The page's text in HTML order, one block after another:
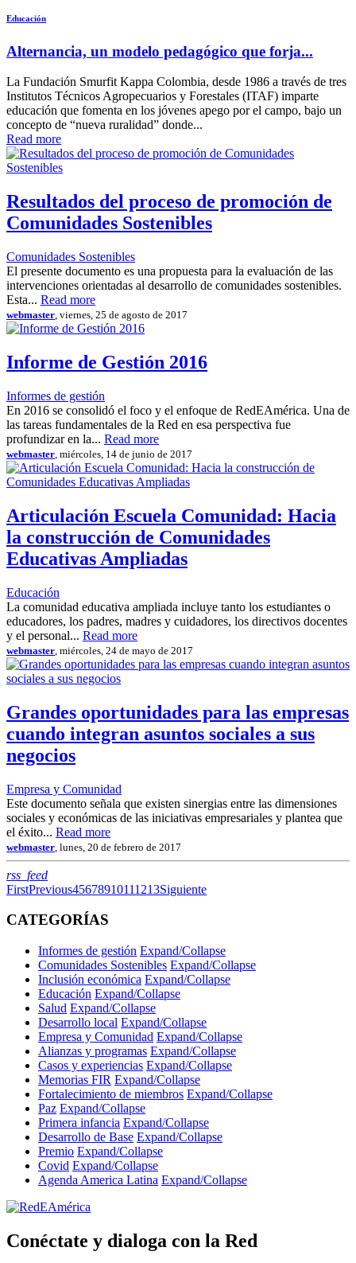
Educación
Alternancia, un modelo pedagógico que forja...
La Fundación Smurfit Kappa Colombia, desde 1986 a través de tres
Institutos Técnicos Agropecuarios y Forestales (ITAF) imparte
educación que fomenta en los jóvenes apego por el campo, bajo un
concepto de “nueva ruralidad” donde...
Read more
Resultados del proceso de promoción de
Comunidades Sostenibles
Comunidades Sostenibles
El presente documento es una propuesta para la evaluación de las
intervenciones orientadas al desarrollo de comunidades sostenibles.
Esta... Read more
webmaster, viernes, 25 de agosto de 2017
Informe de Gestión 2016
Informes de gestión
En 2016 se consolidó el foco y el enfoque de RedEAmérica. Una de
las tareas fundamentales de la Red en esa perspectiva fue
profundizar en la... Read more
webmaster , miércoles, 14 de junio de 2017
Articulación Escuela Comunidad: Hacia
la construcción de Comunidades
Educativas Ampliadas
Educación
La comunidad educativa ampliada incluye tanto los estudiantes o
educadores, los padres, madres y cuidadores, los directivos docentes
y el personal... Read more
webmaster , miércoles, 24 de mayo de 2017
Grandes oportunidades para las empresas
cuando integran asuntos sociales a sus
negocios
Empresa y Comunidad
Este documento señala que existen sinergias entre las dimensiones
sociales y económicas de las iniciativas empresariales y plantea que
el éxito... Read more
webmaster , lunes, 20 de febrero de 2017
rss_feedRSS
FirstPrevious45678910111213Siguiente
CATEGORÍAS
Informes de gestión Expand/Collapse
Comunidades Sostenibles Expand/Collapse
Inclusión económica Expand/Collapse
Educación Expand/Collapse
Salud Expand/Collapse
Desarrollo local Expand/Collapse
Empresa y Comunidad Expand/Collapse
Alianzas y programas Expand/Collapse
Casos y experiencias Expand/Collapse
Memorias FIR Expand/Collapse
Fortalecimiento de miembros Expand/Collapse
Paz Expand/Collapse
Primera infancia Expand/Collapse
Desarrollo de Base Expand/Collapse
Premio Expand/Collapse
Covid Expand/Collapse
Agenda America Latina Expand/Collapse
Conéctate y dialoga con la Red